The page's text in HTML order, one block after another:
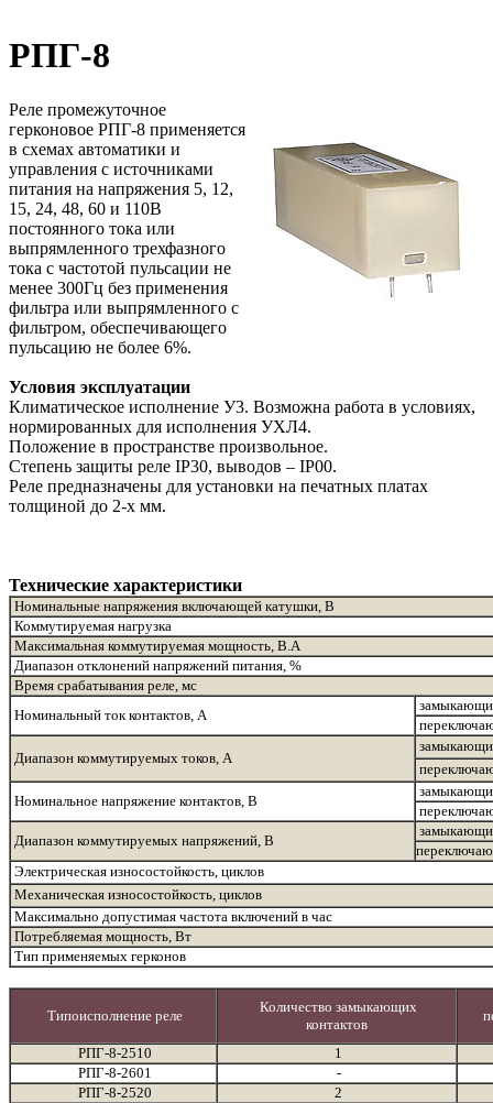
РПГ-8
Реле промежуточное
герконовое РПГ-8 применяется
в схемах автоматики и
управления с источниками
питания на напряжения 5, 12,
15, 24, 48, 60 и 110В
постоянного тока или
выпрямленного трехфазного
тока с частотой пульсации не
менее 300Гц без применения
фильтра или выпрямленного с
фильтром, обеспечивающего
пульсацию не более 6%.
Условия эксплуатации
Климатическое исполнение У3. Возможна работа в условиях,
нормированных для исполнения УХЛ4.
Положение в пространстве произвольное.
Степень защиты реле IP30, выводов – IP00.
Реле предназначены для установки на печатных платах
толщиной до 2-х мм.
Технические характеристики
Номинальные напряжения включающей катушки, В
Коммутируемая нагрузка
Максимальная коммутируемая мощность, В.А
Диапазон отклонений напряжений питания, %
Время срабатывания реле, мс
Номинальный ток контактов, А
Диапазон коммутируемых токов, А
Номинальное напряжение контактов, В
Диапазон коммутируемых напряжений, В
Электрическая износостойкость, циклов
Механическая износостойкость, циклов
Максимально допустимая частота включений в час
Потребляемая мощность, Вт
Тип применяемых герконов
Типоисполнение реле
Количество замыкающих
контактов
РПГ-8-2510
1
РПГ-8-2601
-
РПГ-8-2520
2